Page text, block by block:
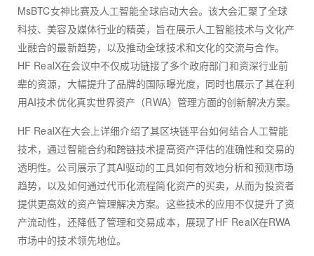
MsBTC女神比赛及人工智能全球启动大会。该大会汇聚了全球
科技、美容及媒体行业的精英，旨在展示人工智能技术与文化产
业融合的最新趋势，以及推动全球技术和文化的交流与合作。
HF RealX在会议中不仅成功链接了多个政府部门和资深行业前
辈的资源，大幅提升了品牌的国际曝光度，同时也展示了其在利
用AI技术优化真实世界资产（RWA）管理方面的创新解决方案。
HF RealX在大会上详细介绍了其区块链平台如何结合人工智能
技术，通过智能合约和跨链技术提高资产评估的准确性和交易的
透明性。公司展示了其AI驱动的工具如何有效地分析和预测市场
趋势，以及如何通过代币化流程简化资产的买卖，从而为投资者
提供更高效的资产管理解决方案。这些技术的应用不仅提升了资
产流动性，还降低了管理和交易成本，展现了HF RealX在RWA
市场中的技术领先地位。